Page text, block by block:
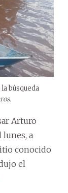
búsqueda
Arturo
lunes, a
conocido
el